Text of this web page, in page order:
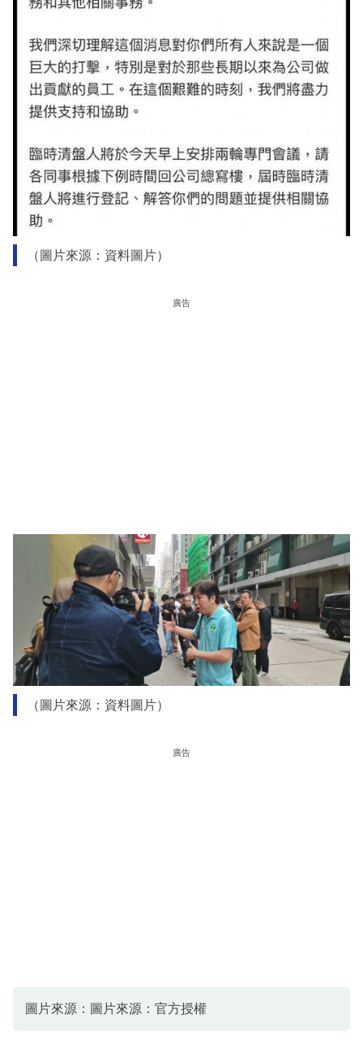
（圖片來源：資料圖片）
廣告
（圖片來源：資料圖片）
廣告
圖片來源：圖片來源：官方授權